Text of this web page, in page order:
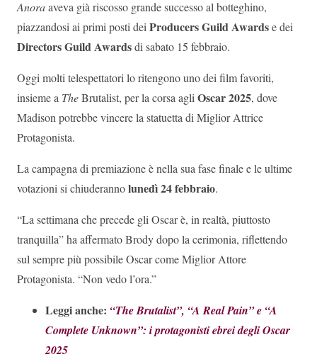
Anoraaveva già riscosso grande successo al botteghino,
piazzandosi ai primi posti deiProducers Guild Awardse dei
Directors Guild Awardsdi sabato 15 febbraio.
Oggi molti telespettatori lo ritengono uno dei film favoriti,
insieme a TheBrutalist, per la corsa agliOscar 2025, dove
Madison potrebbe vincere la statuetta di Miglior Attrice
Protagonista.
La campagna di premiazione è nella sua fase finale e le ultime
votazioni si chiuderannolunedì 24 febbraio.
“La settimana che precede gli Oscar è, in realtà, piuttosto
tranquilla” ha affermato Brody dopo la cerimonia, riflettendo
sul sempre più possibile Oscar come Miglior Attore
Protagonista. “Non vedo l’ora.”
Leggi anche: “The Brutalist”, “A Real Pain” e “A
Complete Unknown”: i protagonisti ebrei degli Oscar
2025